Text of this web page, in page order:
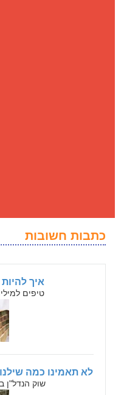
כתבות חשובות
איך
טיפים
לא תאמינו כמה שילנו על דירה 2
שוק הנדל"ן